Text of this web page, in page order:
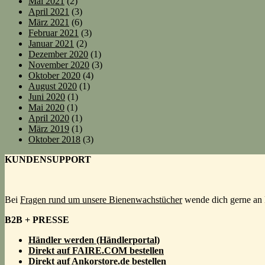
April 2021 (3)
März 2021 (6)
Februar 2021 (3)
Januar 2021 (2)
Dezember 2020 (1)
November 2020 (3)
Oktober 2020 (4)
August 2020 (1)
Juni 2020 (1)
Mai 2020 (1)
April 2020 (1)
März 2019 (1)
Oktober 2018 (3)
KUNDENSUPPORT
Bei Fragen rund um unsere Bienenwachstücherwende dich gerne an
B2B + PRESSE
Händler werden (Händlerportal)
Direkt auf FAIRE.COM bestellen
Direkt auf Ankorstore.de bestellen